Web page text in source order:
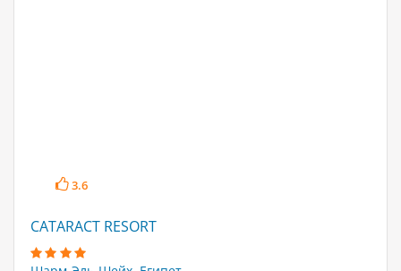
3.6
CATARACT RESORT